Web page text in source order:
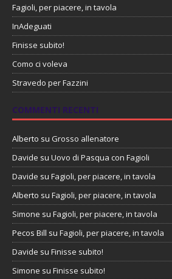
Fagioli, per piacere, in tavola
InAdeguati
Finisse subito!
Como ci voleva
Stravedo per Fazzini
COMMENTI RECENTI
Alberto su Grosso allenatore
Davide su Uovo di Pasqua con Fagioli
Davide su Fagioli, per piacere, in tavola
Alberto su Fagioli, per piacere, in tavola
Simone su Fagioli, per piacere, in tavola
Pecos Bill su Fagioli, per piacere, in tavola
Davide su Finisse subito!
Simone su Finisse subito!